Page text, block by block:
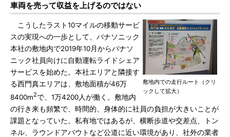
車両を売って収益を上げるのではない
敷地内での走行ルート（クリ
ックして拡大）
こうしたラスト10マイルの移動サービ
スの実現への一歩として、パナソニック
本社の敷地内で2019年10月からパナソ
ニック社員向けに自動運転ライドシェア
サービスを始めた。本社エリアと隣接す
る西門真エリアは、敷地面積が46万
8400m2で、1万4200人が働く。敷地内
の行き来も頻繁で、時間的、身体的に社員の負担が大きいことが
課題となっていた。私有地ではあるが、横断歩道や交差点、トン
ネル、ラウンドアバウトなど公道に近い環境があり、社外の業者